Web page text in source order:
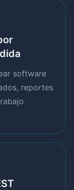
software
reportes